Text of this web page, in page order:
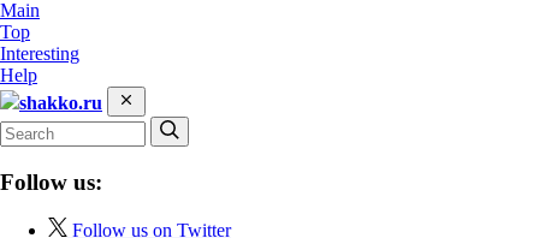
Main
Top
Interesting
Help
shakko.ru
Follow us:
Follow us on Twitter